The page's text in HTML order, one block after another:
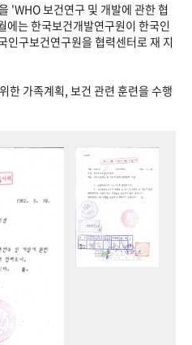
'WHO 보건연구 및 개발에 관한 협
는 한국보건개발연구원이 한국인
인구보건연구원을 협력센터로 재 지
한 가족계획, 보건 관련 훈련을 수행